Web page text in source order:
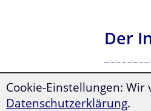
Der
Cookie-Einstellungen:
Datenschutzerklärung.